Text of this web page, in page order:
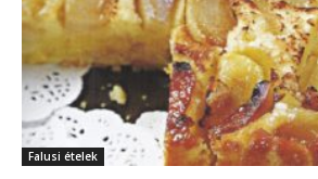
Falusi ételek